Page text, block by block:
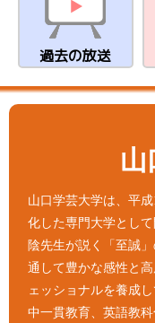
過去の放送
山
山口学芸大学は、平
化した専門大学とし
陰先生が説く「至誠
通して豊かな感性と
ェッショナルを養成
中一貫教育、英語教